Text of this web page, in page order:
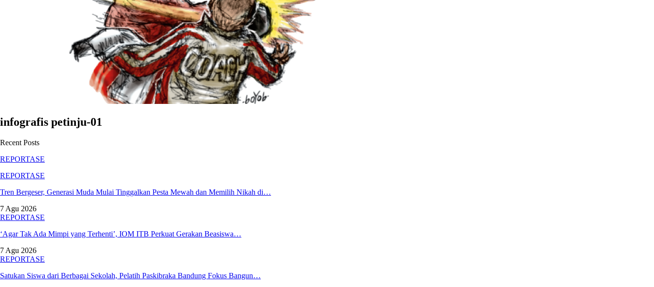
infografis petinju-01
Recent Posts
REPORTASE
REPORTASE
Tren Bergeser, Generasi Muda Mulai Tinggalkan Pesta Mewah dan Memilih Nikah di…
7 Agu 2026
REPORTASE
‘Agar Tak Ada Mimpi yang Terhenti’, IOM ITB Perkuat Gerakan Beasiswa…
7 Agu 2026
REPORTASE
Satukan Siswa dari Berbagai Sekolah, Pelatih Paskibraka Bandung Fokus Bangun…